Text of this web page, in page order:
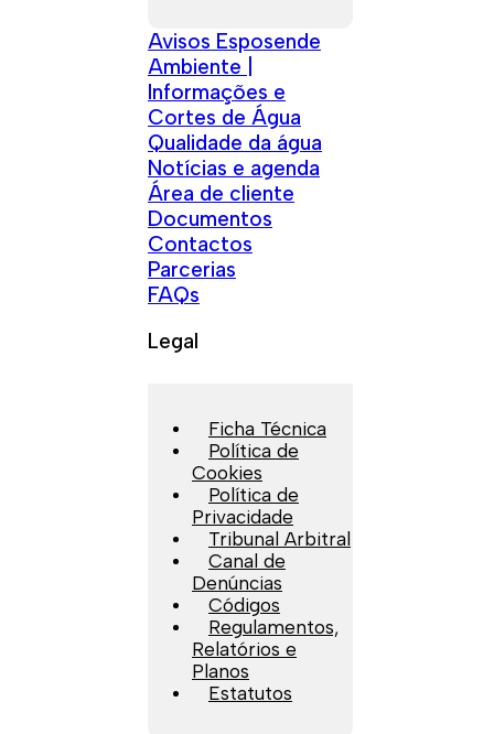
Avisos Esposende
Ambiente |
Informações e
Cortes de Água
Qualidade da água
Notícias e agenda
Área de cliente
Documentos
Contactos
Parcerias
FAQs
Legal
Ficha Técnica
Política de
Cookies
Política de
Privacidade
Tribunal Arbitral
Canal de
Denúncias
Códigos
Regulamentos,
Relatórios e
Planos
Estatutos